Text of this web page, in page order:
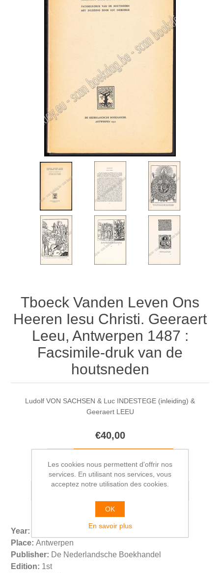
Tboeck Vanden Leven Ons
Heeren Iesu Christi. Geeraert
Leeu, Antwerpen 1487 :
Facsimile-druk van de
houtsneden
Ludolf VON SACHSEN & Luc INDESTEGE (inleiding) &
Geeraert LEEU
€40,00
Year:
Place: Antwerpen
Publisher: De Nederlandsche Boekhandel
Edition: 1st
Les cookies nous permettent d'offrir nos
services. En utilisant nos services, vous
acceptez notre utilisation des cookies.
OK
En savoir plus